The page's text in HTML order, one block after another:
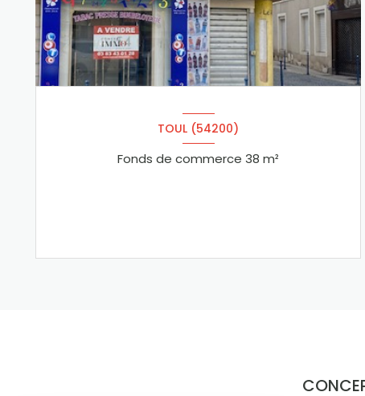
TOUL (54200)
Fonds de commerce 38 m²